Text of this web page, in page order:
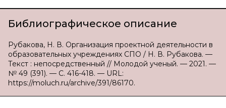
Библиографическое описание
Рубакова, Н. В. Организация проектной деятельности в
образовательных учреждениях СПО / Н. В. Рубакова. —
Текст : непосредственный // Молодой ученый. — 2021. —
№ 49 (391). — С. 416-418. — URL:
https://moluch.ru/archive/391/86170.